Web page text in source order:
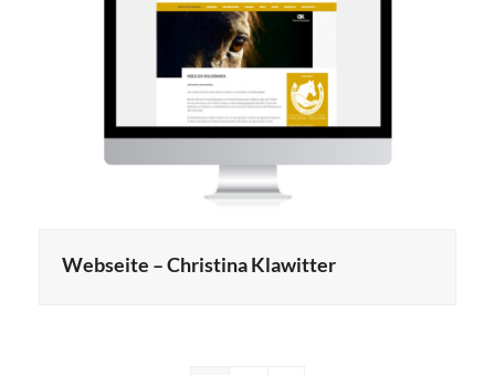
Webseite – Christina Klawitter